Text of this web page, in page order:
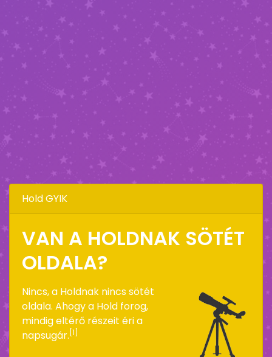
Hold GYIK
VAN A HOLDNAK SÖTÉT
OLDALA?
Nincs, a Holdnak nincs sötét
oldala. Ahogy a Hold forog,
mindig eltérő részeit éri a
napsugár. [1]